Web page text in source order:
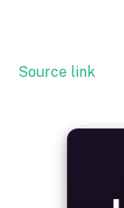
Source link